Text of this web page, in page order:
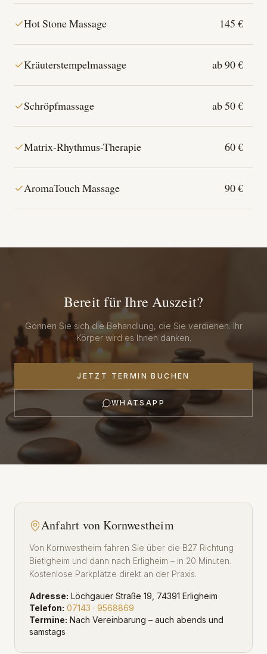
Hot Stone Massage 145 €
Kräuterstempelmassage ab 90 €
Schröpfmassage ab 50 €
Matrix-Rhythmus-Therapie 60 €
AromaTouch Massage 90 €
Bereit für Ihre Auszeit?
Gönnen Sie sich die Behandlung, die Sie verdienen. Ihr
Körper wird es Ihnen danken.
JETZT TERMIN BUCHEN
WHATSAPP
Anfahrt vonKornwestheim
Von Kornwestheim fahren Sie über die B27 Richtung
Bietigheim und dann nach Erligheim – in 20 Minuten.
Kostenlose Parkplätze direkt an der Praxis.
Adresse: Löchgauer Straße 19, 74391 Erligheim
Telefon: 07143 · 9568869
Termine: Nach Vereinbarung – auch abends und
samstags